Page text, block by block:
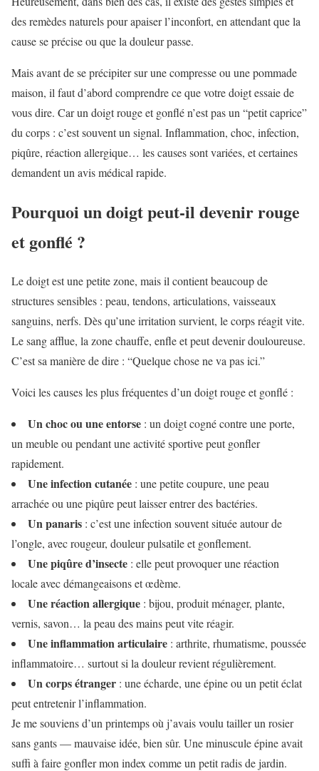
des remèdes naturels pour apaiser l’inconfort, en attendant que la
cause se précise ou que la douleur passe.
Mais avant de se précipiter sur une compresse ou une pommade
maison, il faut d’abord comprendre ce que votre doigt essaie de
vous dire. Car un doigt rouge et gonflé n’est pas un “petit caprice”
du corps : c’est souvent un signal. Inflammation, choc, infection,
piqûre, réaction allergique… les causes sont variées, et certaines
demandent un avis médical rapide.
Pourquoi un doigt peut-il devenir rouge
et gonflé ?
Le doigt est une petite zone, mais il contient beaucoup de
structures sensibles : peau, tendons, articulations, vaisseaux
sanguins, nerfs. Dès qu’une irritation survient, le corps réagit vite.
Le sang afflue, la zone chauffe, enfle et peut devenir douloureuse.
C’est sa manière de dire : “Quelque chose ne va pas ici.”
Voici les causes les plus fréquentes d’un doigt rouge et gonflé :
Un choc ou une entorse : un doigt cogné contre une porte,
un meuble ou pendant une activité sportive peut gonfler
rapidement.
Une infection cutanée : une petite coupure, une peau
arrachée ou une piqûre peut laisser entrer des bactéries.
Un panaris : c’est une infection souvent située autour de
l’ongle, avec rougeur, douleur pulsatile et gonflement.
Une piqûre d’insecte : elle peut provoquer une réaction
locale avec démangeaisons et œdème.
Une réaction allergique : bijou, produit ménager, plante,
vernis, savon… la peau des mains peut vite réagir.
Une inflammation articulaire : arthrite, rhumatisme, poussée
inflammatoire… surtout si la douleur revient régulièrement.
Un corps étranger : une écharde, une épine ou un petit éclat
peut entretenir l’inflammation.
Je me souviens d’un printemps où j’avais voulu tailler un rosier
sans gants — mauvaise idée, bien sûr. Une minuscule épine avait
suffi à faire gonfler mon index comme un petit radis de jardin.